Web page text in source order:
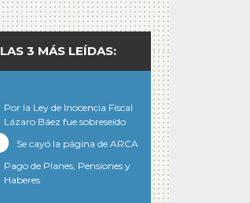
LAS 3 MÁS LEÍDAS:
Por la Ley de Inocencia Fiscal
Lázaro Báez fue sobreseído
Se cayó la página de ARCA
Pago de Planes, Pensiones y
Haberes